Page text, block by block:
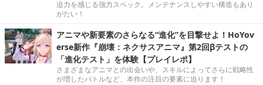
迫力を感じる強力スペック。メンテナンスしやすい構造もあり
がたい！
アニマや新要素のさらなる“進化”を目撃せよ！HoYov
erse新作『崩壊：ネクサスアニマ』第2回βテストの
「進化テスト」を体験【プレイレポ】
さまざまなアニマとの出会いや、スキルによってさらに戦略性
が増したバトルなど、本作の注目の要素に迫ります！